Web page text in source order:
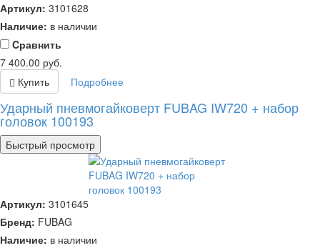
Артикул: 3101628
Наличие: в наличии
Cравнить
7 400.00 руб.
Купить
Подробнее
Ударный пневмогайковерт FUBAG IW720 + набор
головок 100193
Быстрый просмотр
Артикул: 3101645
Бренд: FUBAG
Наличие: в наличии